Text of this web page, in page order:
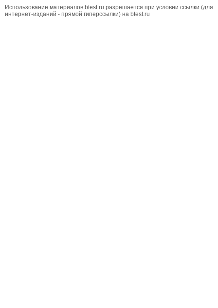
Использование материалов btest.ru разрешается при условии ссылки (для
интернет-изданий - прямой гиперссылки) на btest.ru